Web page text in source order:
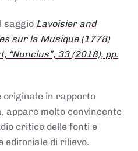
saggio Lavoisier and
sur la Musique (1778)
“Nuncius”, 33 (2018), pp.
originale in rapporto
appare molto convincente
critico delle fonti e
editoriale di rilievo.